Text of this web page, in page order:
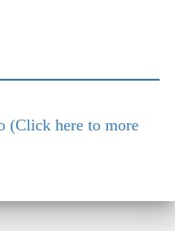
(Click here to more